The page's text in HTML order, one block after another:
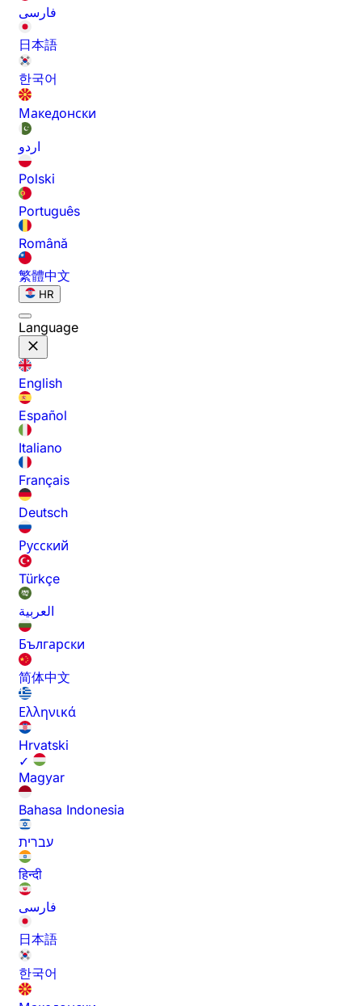
فارسی
日本語
한국어
Македонски
اردو
Polski
Português
Română
繁體中文
HR
Language
English
Español
Italiano
Français
Deutsch
Русский
Türkçe
العربية
Български
简体中文
Ελληνικά
Hrvatski
✓
Magyar
Bahasa Indonesia
עברית
हिन्दी
فارسی
日本語
한국어